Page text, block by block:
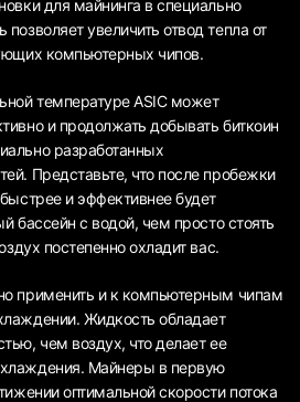
для майнинга в специально
увеличить отвод тепла от
компьютерных чипов.
температуре ASIC может
и продолжать добывать биткоин
разработанных
Представьте, что после пробежки
и эффективнее будет
бассейн с водой, чем просто стоять
постепенно охладит вас.
применить и к компьютерным чипам
Жидкость обладает
чем воздух, что делает ее
Майнеры в первую
оптимальной скорости потока